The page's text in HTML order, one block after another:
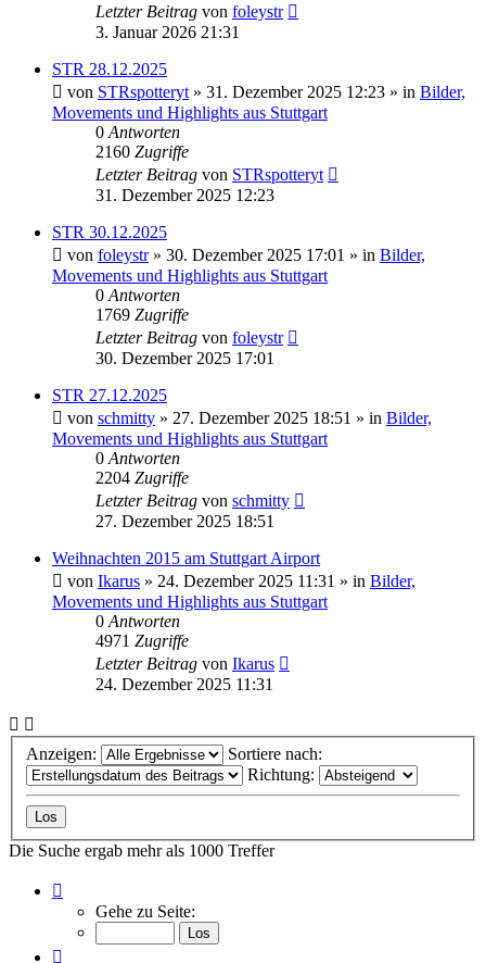
Letzter Beitrag von foleystr
3. Januar 2026 21:31
STR 28.12.2025
von STRspotteryt » 31. Dezember 2025 12:23 » in Bilder,
Movements und Highlights aus Stuttgart
0 Antworten
2160 Zugriffe
Letzter Beitrag von STRspotteryt
31. Dezember 2025 12:23
STR 30.12.2025
von foleystr» 30. Dezember 2025 17:01 » in Bilder,
Movements und Highlights aus Stuttgart
0 Antworten
1769 Zugriffe
Letzter Beitrag von foleystr
30. Dezember 2025 17:01
STR 27.12.2025
von schmitty » 27. Dezember 2025 18:51 » in Bilder,
Movements und Highlights aus Stuttgart
0 Antworten
2204 Zugriffe
Letzter Beitrag von schmitty
27. Dezember 2025 18:51
Weihnachten 2015 am Stuttgart Airport
von Ikarus » 24. Dezember 2025 11:31 » in Bilder,
Movements und Highlights aus Stuttgart
0 Antworten
4971 Zugriffe
Letzter Beitrag von Ikarus
24. Dezember 2025 11:31
Anzeigen:
Sortiere nach:
Richtung:
Die Suche ergab mehr als 1000 Treffer
von
Gehe zu Seite: